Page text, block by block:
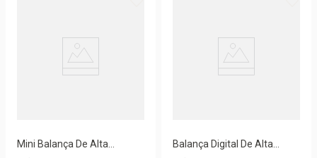
Mini Balança De Alta
Balança Digital De Alta